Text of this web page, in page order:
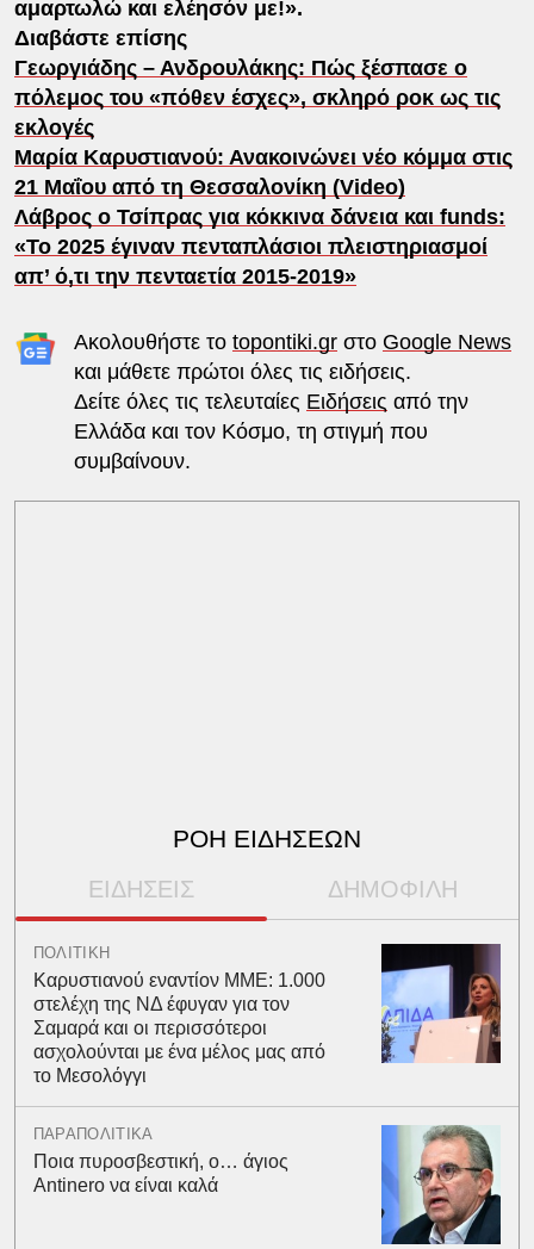
αμαρτωλώ και ελέησόν με!».
Διαβάστε επίσης
Γεωργιάδης – Ανδρουλάκης: Πώς ξέσπασε ο
πόλεμος του «πόθεν έσχες», σκληρό ροκ ως τις
εκλογές
Μαρία Καρυστιανού: Ανακοινώνει νέο κόμμα στις
21 Μαΐου από τη Θεσσαλονίκη (Video)
Λάβρος ο Τσίπρας για κόκκινα δάνεια και funds:
«Το 2025 έγιναν πενταπλάσιοι πλειστηριασμοί
απ’ ό,τι την πενταετία 2015-2019»
Ακολουθήστε το topontiki.grστο Google News
και μάθετε πρώτοι όλες τις ειδήσεις.
Δείτε όλες τις τελευταίες Ειδήσεις από την
Ελλάδα και τον Κόσμο, τη στιγμή που
συμβαίνουν.
ΡΟΗ ΕΙΔΗΣΕΩΝ
ΕΙΔΗΣΕΙΣ ΔΗΜΟΦΙΛΗ
ΠΟΛΙΤΙΚΗ
Καρυστιανού εναντίον ΜΜΕ: 1.000
στελέχη της ΝΔ έφυγαν για τον
Σαμαρά και οι περισσότεροι
ασχολούνται με ένα μέλος μας από
το Μεσολόγγι
ΠΑΡΑΠΟΛΙΤΙΚΑ
Ποια πυροσβεστική, ο… άγιος
Antinero να είναι καλά